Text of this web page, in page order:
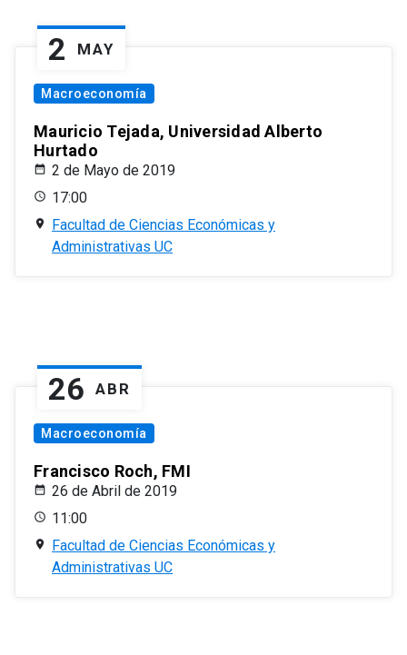
2 MAY
Macroeconomía
Mauricio Tejada, Universidad Alberto
Hurtado
2 de Mayo de 2019
17:00
Facultad de Ciencias Económicas y
Administrativas UC
26 ABR
Macroeconomía
Francisco Roch, FMI
26 de Abril de 2019
11:00
Facultad de Ciencias Económicas y
Administrativas UC